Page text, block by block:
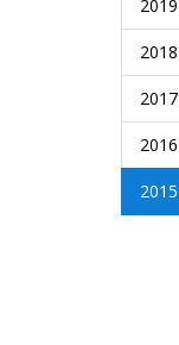
2019
2018
2017
2016
2015